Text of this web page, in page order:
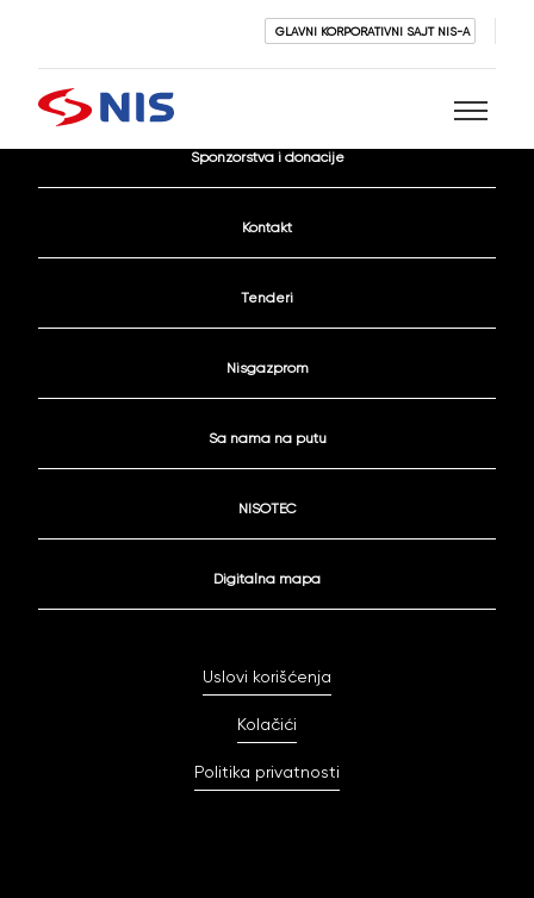
GLAVNI KORPORATIVNI SAJT NIS-A
Sponzorstva i donacije
Kontakt
Tenderi
Nisgazprom
Sa nama na putu
NISOTEC
Digitalna mapa
Uslovi korišćenja
Kolačići
Politika privatnosti